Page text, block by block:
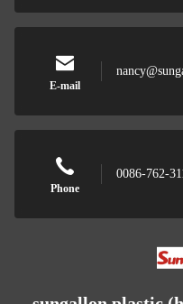
E-mail
Phone
0086-762-